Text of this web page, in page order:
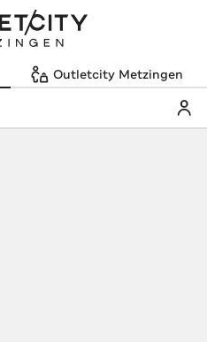
Outletcity Metzingen